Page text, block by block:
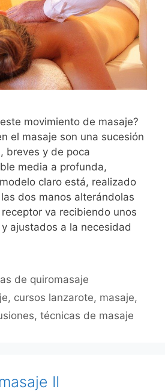
movimiento de masaje?
el masaje son una sucesión
breves y de poca
media a profunda,
claro está, realizado
dos manos alterándolas
va recibiendo unos
ajustados a la necesidad
de quiromasaje
, cursos lanzarote, masaje,
, técnicas de masaje
II